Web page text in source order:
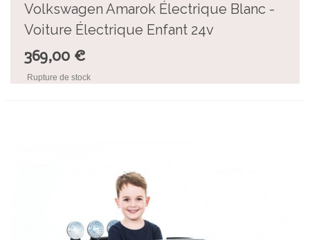
Volkswagen Amarok Électrique Blanc -
Voiture Électrique Enfant 24v
369,00 €
Rupture de stock